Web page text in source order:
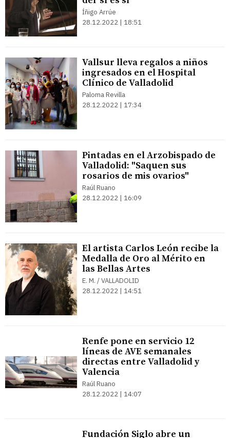
Íñigo Arrúe
28.12.2022 | 18:51
Vallsur lleva regalos a niños
ingresados en el Hospital
Clínico de Valladolid
Paloma Revilla
28.12.2022 | 17:34
Pintadas en el Arzobispado de
Valladolid: "Saquen sus
rosarios de mis ovarios"
Raúl Ruano
28.12.2022 | 16:09
El artista Carlos León recibe la
Medalla de Oro al Mérito en
las Bellas Artes
E. M. / VALLADOLID
28.12.2022 | 14:51
Renfe pone en servicio 12
líneas de AVE semanales
directas entre Valladolid y
Valencia
Raúl Ruano
28.12.2022 | 14:07
Fundación Siglo abre un